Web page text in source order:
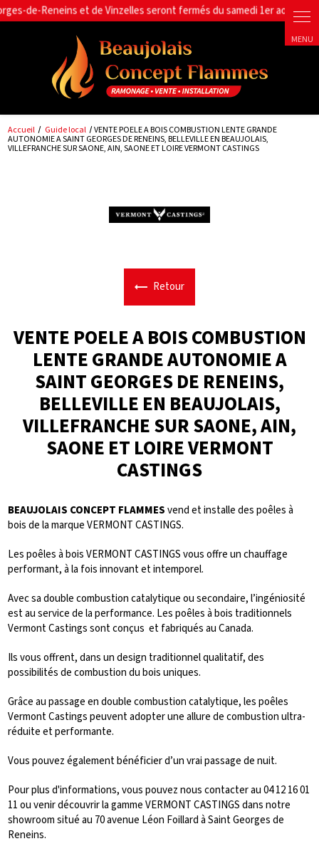
Accueil Guide local VENTE POELE A BOIS COMBUSTION LENTE GRANDE
AUTONOMIE A SAINT GEORGES DE RENEINS, BELLEVILLE EN BEAUJOLAIS,
VILLEFRANCHE SUR SAONE, AIN, SAONE ET LOIRE VERMONT CASTINGS
Retour
VENTE POELE A BOIS COMBUSTION
LENTE GRANDE AUTONOMIE A
SAINT GEORGES DE RENEINS,
BELLEVILLE EN BEAUJOLAIS,
VILLEFRANCHE SUR SAONE, AIN,
SAONE ET LOIRE VERMONT
CASTINGS
BEAUJOLAIS CONCEPT FLAMMESvend et installe des poêles à
bois de la marque VERMONT CASTINGS.
Les poêles à bois VERMONT CASTINGS vous offre un chauffage
performant, à la fois innovant et intemporel.
Avec sa double combustion catalytique ou secondaire, l’ingéniosité
est au service de la performance. Les poêles à bois traditionnels
Vermont Castings sont conçus et fabriqués au Canada.
Ils vous offrent, dans un design traditionnel qualitatif, des
possibilités de combustion du bois uniques.
Grâce au passage en double combustion catalytique, les poêles
Vermont Castings peuvent adopter une allure de combustion ultra-
réduite et performante.
Vous pouvez également bénéficier d’un vrai passage de nuit.
Pour plus d'informations, vous pouvez nous contacter au 04 12 16 01
11 ou venir découvrir la gamme VERMONT CASTINGS dans notre
showroom situé au 70 avenue Léon Foillard à Saint Georges de
Reneins.
Panneau de gestion des cookies